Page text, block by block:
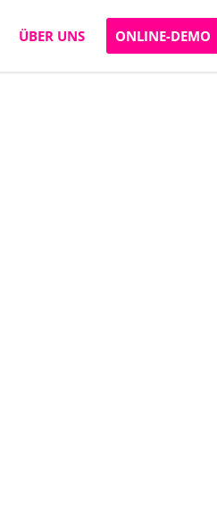
ÜBER UNS ONLINE-DEMO